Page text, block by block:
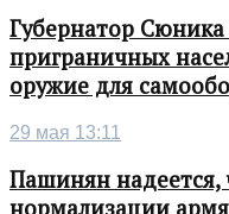
Губернатор Сюника
приграничных
оружие для
29 мая 13:11
Пашинян надеется,